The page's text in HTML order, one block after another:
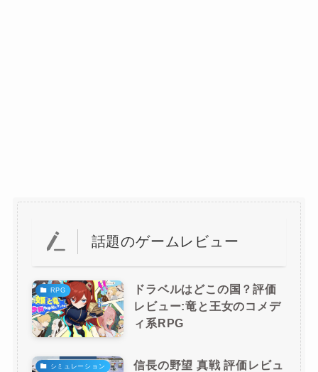
話題のゲームレビュー
RPG
ドラベルはどこの国？評価
レビュー:竜と王女のコメデ
ィ系RPG
シミュレーション
信長の野望 真戦 評価レビュ